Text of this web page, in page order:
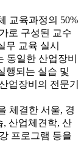
교육과정의 50%
로 구성된 교수
무 교육 실시
동일한 산업장비
행되는 실습 및
업장비의 전문기
체결한 서울, 경
, 산업체견학, 산
프로그램 등을